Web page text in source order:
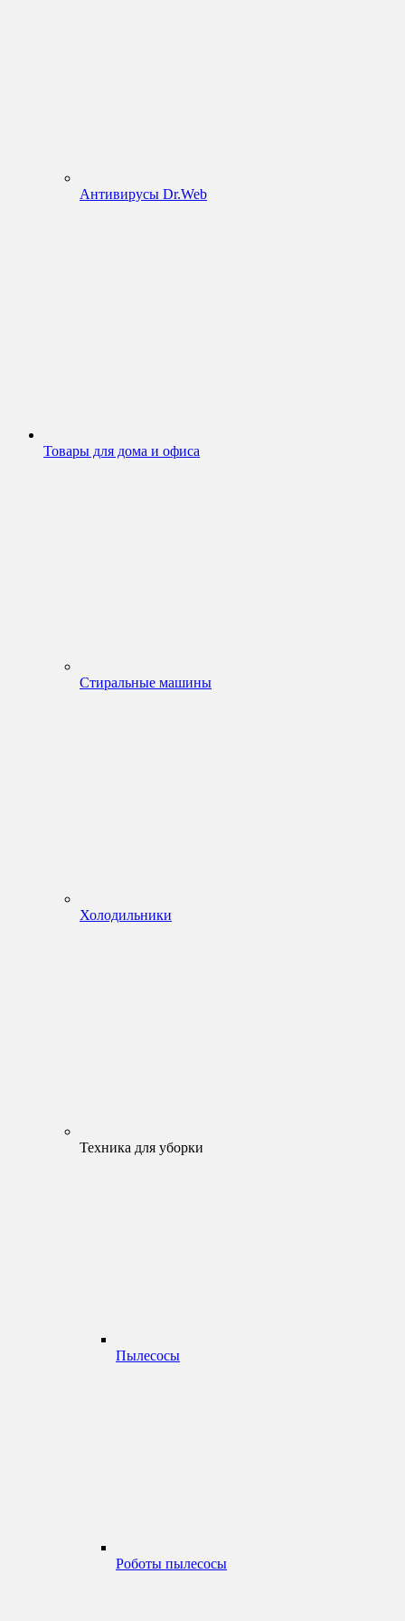
Антивирусы Dr.Web
Товары для дома и офиса
Стиральные машины
Холодильники
Техника для уборки
Пылесосы
Роботы пылесосы